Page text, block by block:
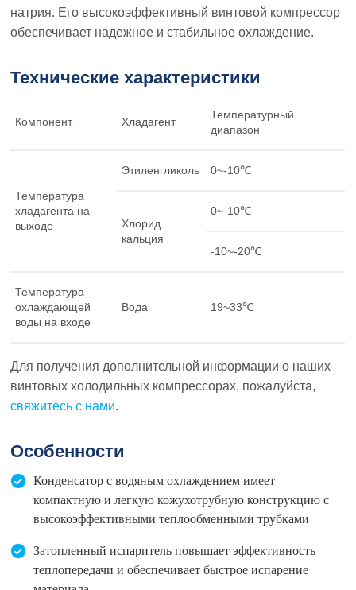
натрия. Его высокоэффективный винтовой компрессор
обеспечивает надежное и стабильное охлаждение.
Технические характеристики
Компонент Хладагент
Температурный
диапазон
Температура
хладагента на
выходе
Этиленгликоль 0~-10℃
Хлорид
кальция
0~-10℃
-10~-20℃
Температура
охлаждающей
воды на входе
Вода 19~33℃
Для получения дополнительной информации о наших
винтовых холодильных компрессорах, пожалуйста,
свяжитесь с нами.
Особенности
Конденсатор с водяным охлаждением имеет
компактную и легкую кожухотрубную конструкцию с
высокоэффективными теплообменными трубками
Затопленный испаритель повышает эффективность
теплопередачи и обеспечивает быстрое испарение